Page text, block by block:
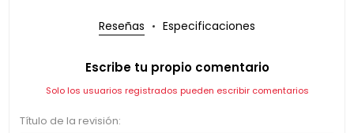
Reseñas Especificaciones
Escribe tu propio comentario
Solo los usuarios registrados pueden escribir comentarios
Título de la revisión: